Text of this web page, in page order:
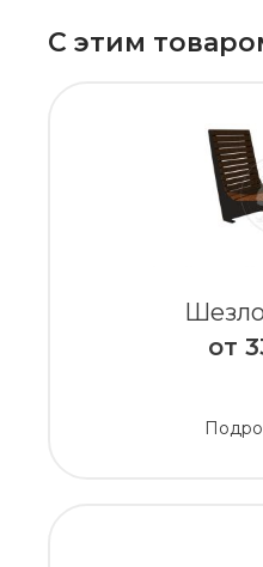
С этим
от